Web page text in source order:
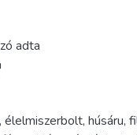
adta
, élelmiszerbolt, húsáru,